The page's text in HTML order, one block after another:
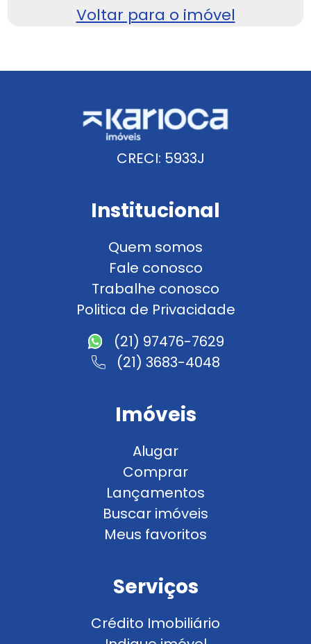
Voltar para o imóvel
CRECI: 5933J
Institucional
Quem somos
Fale conosco
Trabalhe conosco
Politica de Privacidade
(21) 97476-7629
(21) 3683-4048
Imóveis
Alugar
Comprar
Lançamentos
Buscar imóveis
Meus favoritos
Serviços
Crédito Imobiliário